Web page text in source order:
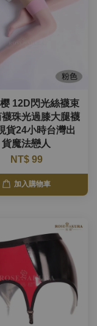
12D閃光絲襪束
襪珠光過膝大腿襪
貨24小時台灣出
貨魔法戀人
NT$ 99
加入購物車